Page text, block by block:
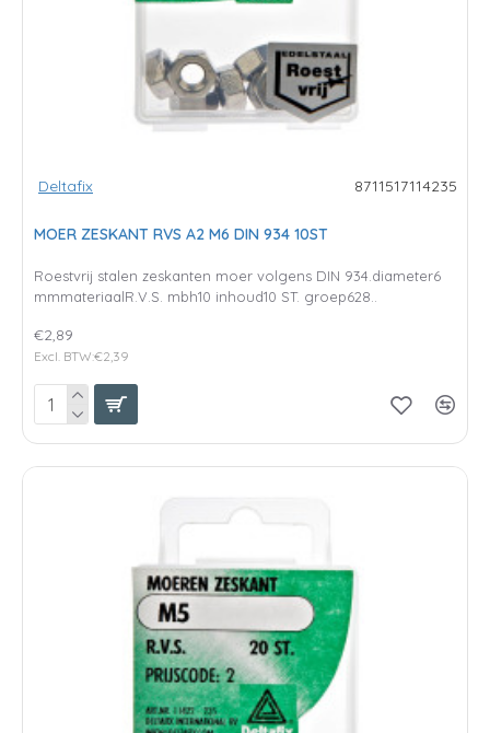
Deltafix 8711517114235
MOER ZESKANT RVS A2 M6 DIN 934 10ST
Roestvrij stalen zeskanten moer volgens DIN 934.diameter6
mmmateriaalR.V.S. mbh10 inhoud10 ST. groep628..
€2,89
Excl. BTW:€2,39